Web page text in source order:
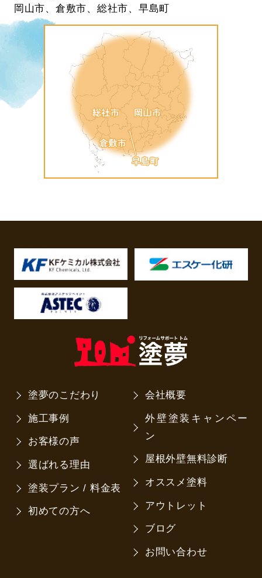
岡山市、倉敷市、総社市、早島町
塗夢のこだわり
施工事例
お客様の声
選ばれる理由
塗装プラン / 料金表
初めての方へ
会社概要
外壁塗装キャンペー
ン
屋根外壁無料診断
オススメ塗料
アウトレット
ブログ
お問い合わせ